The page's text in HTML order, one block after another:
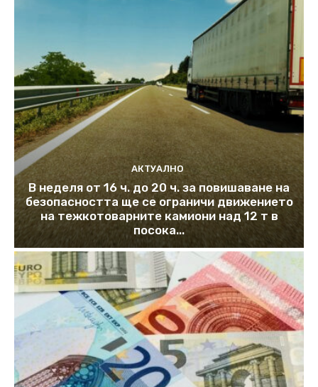
АКТУАЛНО
В неделя от 16 ч. до 20 ч. за повишаване на
безопасността ще се ограничи движението
на тежкотоварните камиони над 12 т в
посока...